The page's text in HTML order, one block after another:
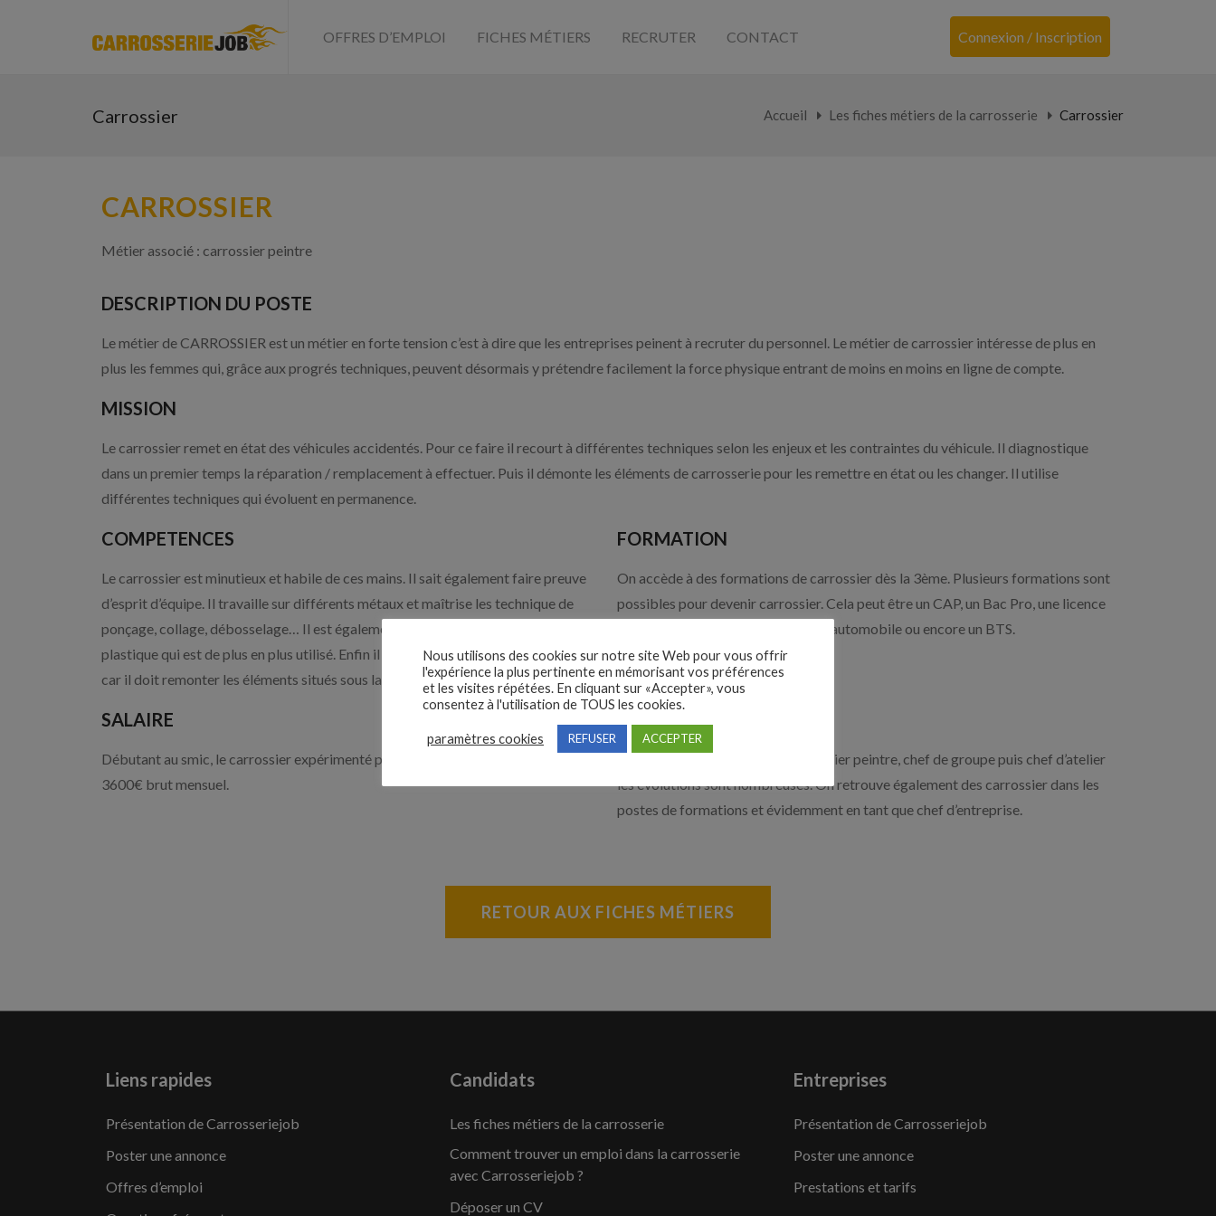
OFFRES D’EMPLOI FICHES MÉTIERS RECRUTER CONTACT Connexion / Inscription
Carrossier Accueil Les fiches métiers de la carrosserie Carrossier
CARROSSIER
Métier associé : carrossier peintre
DESCRIPTION DU POSTE
Le métier de CARROSSIER est un métier en forte tension c’est à dire que les entreprises peinent à recruter du personnel. Le métier de carrossier intéresse de plus en
plus les femmes qui, grâce aux progrés techniques, peuvent désormais y prétendre facilement la force physique entrant de moins en moins en ligne de compte.
MISSION
Le carrossier remet en état des véhicules accidentés. Pour ce faire il recourt à différentes techniques selon les enjeux et les contraintes du véhicule. Il diagnostique
dans un premier temps la réparation / remplacement à effectuer. Puis il démonte les éléments de carrosserie pour les remettre en état ou les changer. Il utilise
différentes techniques qui évoluent en permanence.
COMPETENCES
Le carrossier est minutieux et habile de ces mains. Il sait également faire preuve
d’esprit d’équipe. Il travaille sur différents métaux et maîtrise les technique de
ponçage, collage, débosselage… Il est également capable de travailler le
plastique qui est de plus en plus utilisé. Enfin il a des compétences en mécanique
car il doit remonter les éléments situés sous la zone à réparer.
FORMATION
On accède à des formations de carrossier dès la 3ème. Plusieurs formations sont
possibles pour devenir carrossier. Cela peut être un CAP, un Bac Pro, une licence
Pro spécialisée dans la carrosserie automobile ou encore un BTS.
SALAIRE
Débutant au smic, le carrossier expérimenté peut gagner en moyenne jusqu’à
3600€ brut mensuel.
Spécialiste d’une technique, carrossier peintre, chef de groupe puis chef d’atelier
les évolutions sont nombreuses. On retrouve également des carrossier dans les
postes de formations et évidemment en tant que chef d’entreprise.
RETOUR AUX FICHES MÉTIERS
Liens rapides
Présentation de Carrosseriejob
Poster une annonce
Offres d’emploi
Candidats
Les fiches métiers de la carrosserie
Comment trouver un emploi dans la carrosserie
avec Carrosseriejob ?
Déposer un CV
Entreprises
Présentation de Carrosseriejob
Poster une annonce
Prestations et tarifs
Nous utilisons des cookies sur notre site Web pour vous offrir
l'expérience la plus pertinente en mémorisant vos préférences
et les visites répétées. En cliquant sur «Accepter», vous
consentez à l'utilisation de TOUS les cookies.
paramètres cookies REFUSER ACCEPTER